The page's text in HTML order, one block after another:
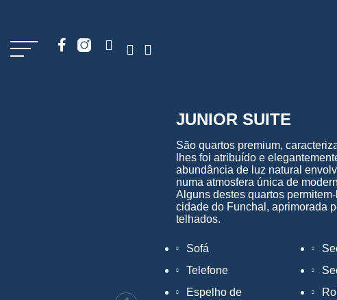
JUNIOR SUITE
São quartos premium,
lhes foi atribuído e
abundância de luz natural
numa atmosfera única de
Alguns destes quartos
cidade do Funchal, aprimorada
telhados.
Sofá
Telefone
Espelho de